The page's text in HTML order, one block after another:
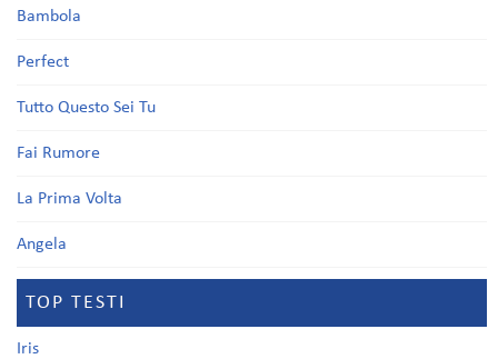
Bambola
Perfect
Tutto Questo Sei Tu
Fai Rumore
La Prima Volta
Angela
TOP TESTI
Iris